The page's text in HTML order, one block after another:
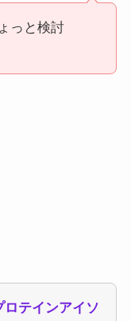
っと検討
ロテインアイソ